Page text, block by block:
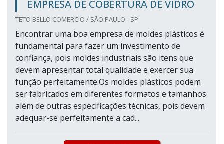
EMPRESA DE COBERTURA DE VIDRO
TETO BELLO COMERCIO / SÃO PAULO - SP
Encontrar uma boa empresa de moldes plásticos é
fundamental para fazer um investimento de
confiança, pois moldes industriais são itens que
devem apresentar total qualidade e exercer sua
função perfeitamente.Os moldes plásticos podem
ser fabricados em diferentes formatos e tamanhos
além de outras especificações técnicas, pois devem
adequar-se perfeitamente a cad...